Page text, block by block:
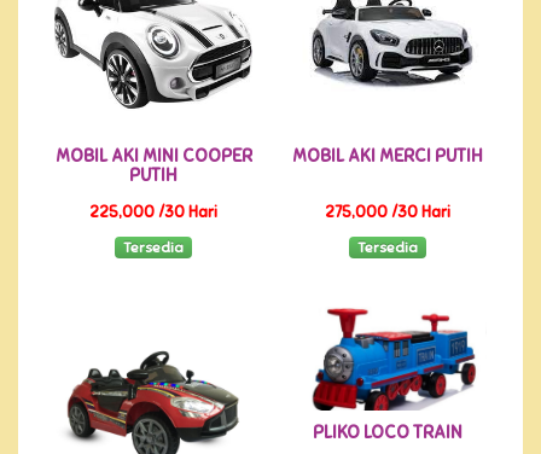
MOBIL AKI MINI COOPER
PUTIH
225,000 /30 Hari
Tersedia
MOBIL AKI MERCI PUTIH
275,000 /30 Hari
Tersedia
PLIKO LOCO TRAIN